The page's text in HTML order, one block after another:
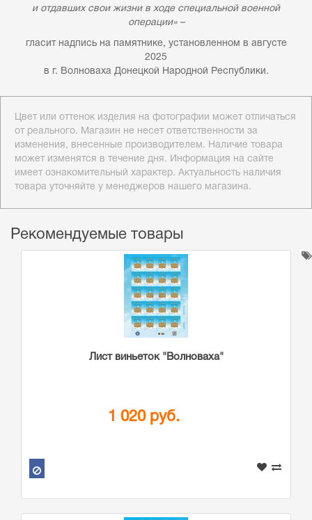
и отдавших свои жизни в ходе специальной военной
операции» –
гласит надпись на памятнике, установленном в августе
2025
в г. Волноваха Донецкой Народной Республики.
Цвет или оттенок изделия на фотографии может отличаться
от реального. Магазин не несет ответственности за
изменения, внесенные производителем. Наличие товара
может изменятся в течение дня. Информация на сайте
имеет ознакомительный характер. Актуальность наличия
товара уточняйте у менеджеров нашего магазина.
Рекомендуемые товары
Лист виньеток "Волноваха"
1 020 руб.